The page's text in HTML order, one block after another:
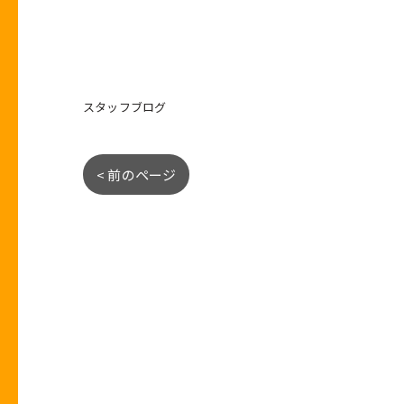
スタッフブログ
< 前のページ